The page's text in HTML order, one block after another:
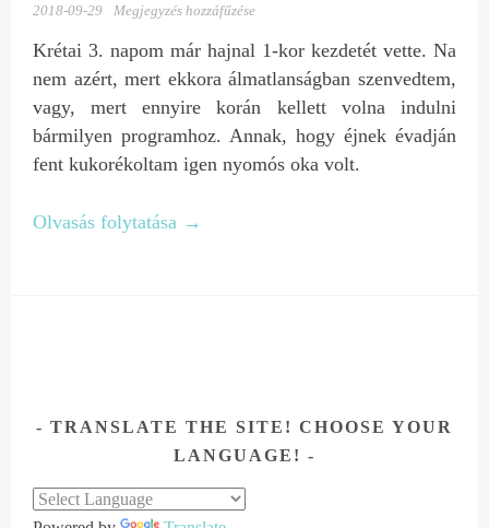
2018-09-29 Megjegyzés hozzáfűzése
Krétai 3. napom már hajnal 1-kor kezdetét vette. Na
nem azért, mert ekkora álmatlanságban szenvedtem,
vagy, mert ennyire korán kellett volna indulni
bármilyen programhoz. Annak, hogy éjnek évadján
fent kukorékoltam igen nyomós oka volt.
Olvasás folytatása →
TRANSLATE THE SITE! CHOOSE YOUR
LANGUAGE!